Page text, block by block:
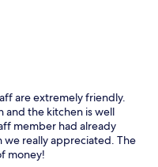
are extremely friendly.
and the kitchen is well
member had already
really appreciated. The
money!